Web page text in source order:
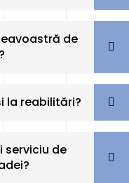
de
la reabilitări?
serviciu de